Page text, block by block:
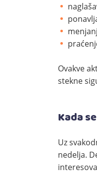
Ovakve
stekne
Kada
Uz
nedelja.